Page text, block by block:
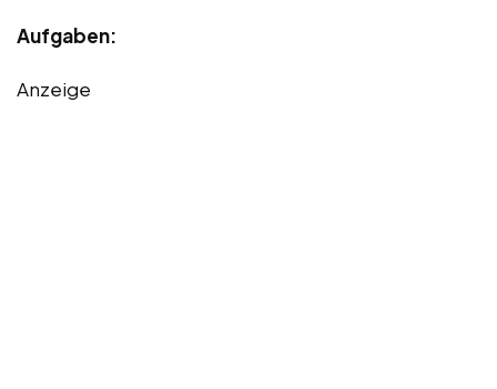
Aufgaben:
Anzeige